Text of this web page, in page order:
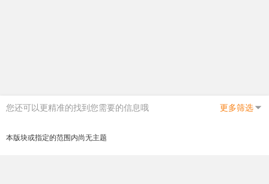
您还可以更精准的找到您需要的信息哦 更多筛选
本版块或指定的范围内尚无主题